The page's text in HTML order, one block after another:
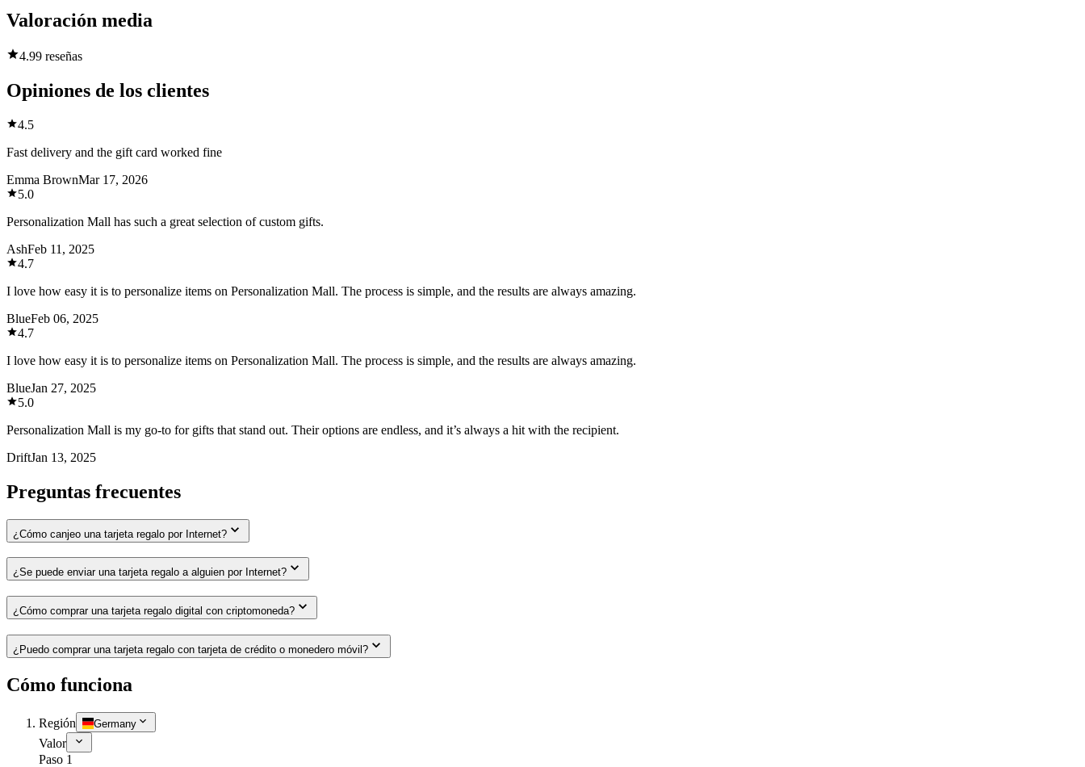
Valoración media
4.99 reseñas
Opiniones de los clientes
4.5
Fast delivery and the gift card worked fine
Emma BrownMar 17, 2026
5.0
Personalization Mall has such a great selection of custom gifts.
AshFeb 11, 2025
4.7
I love how easy it is to personalize items on Personalization Mall. The process is simple, and the results are always amazing.
BlueFeb 06, 2025
4.7
I love how easy it is to personalize items on Personalization Mall. The process is simple, and the results are always amazing.
BlueJan 27, 2025
5.0
Personalization Mall is my go-to for gifts that stand out. Their options are endless, and it’s always a hit with the recipient.
DriftJan 13, 2025
Preguntas frecuentes
¿Cómo canjeo una tarjeta regalo por Internet?
¿Se puede enviar una tarjeta regalo a alguien por Internet?
¿Cómo comprar una tarjeta regalo digital con criptomoneda?
¿Puedo comprar una tarjeta regalo con tarjeta de crédito o monedero móvil?
Cómo funciona
Región Germany
Valor
Paso 1